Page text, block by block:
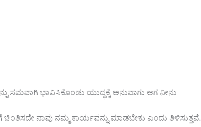
ಸಮವಾಗಿ ಭಾವಿಸಿಕೊಂಡು ಯುದ್ಧಕ್ಕೆ ಅನುವಾಗು ಆಗ ನೀನು
ನಾವು ನಮ್ಮ ಕಾರ್ಯವನ್ನು ಮಾಡಬೇಕು ಎಂದು ತಿಳಿಸುತ್ತವೆ.